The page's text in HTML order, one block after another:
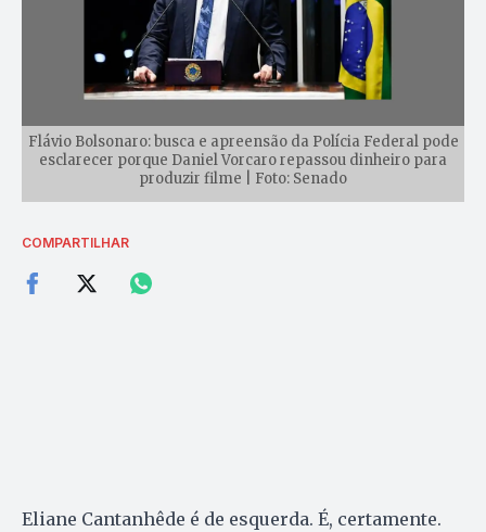
Flávio Bolsonaro: busca e apreensão da Polícia Federal pode
esclarecer porque Daniel Vorcaro repassou dinheiro para
produzir filme | Foto: Senado
COMPARTILHAR
Eliane Cantanhêde é de esquerda. É, certamente.